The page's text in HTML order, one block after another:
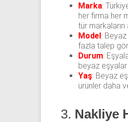
Marka:
her firma her
tür markaların
Model: Beyaz
fazla talep
Durum:
beyaz eşyalar
Yaş: Beyaz
ürünler daha
3. Nakliye